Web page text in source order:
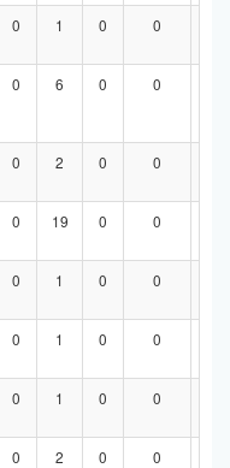
0 1 0 0
0 6 0 0
0 2 0 0
0 19 0 0
0 1 0 0
0 1 0 0
0 1 0 0
0 2 0 0